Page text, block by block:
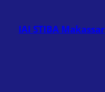
konten
IAI STIBA Makassar